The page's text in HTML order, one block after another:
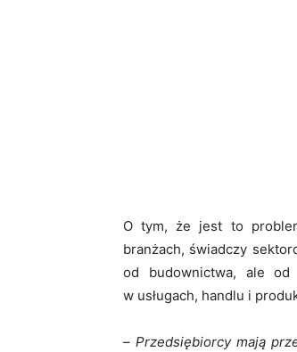
O tym, że jest to
branżach, świadczy
od budownictwa, ale od
w usługach, handlu i
– Przedsiębiorcy mają